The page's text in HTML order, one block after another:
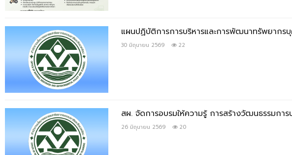
แผนปฏิบัติการการบริหารและการพัฒนาทรัพยากร
30 มิถุนายน 2569 22
สผ. จัดการอบรมให้ความรู้ การสร้างวัฒนธรรมก
26 มิถุนายน 2569 20